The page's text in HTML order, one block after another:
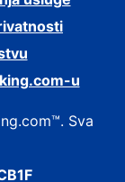
u
Sva